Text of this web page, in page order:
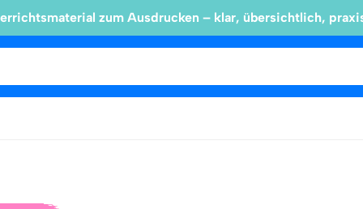
zum Ausdrucken – klar, übersichtlich,